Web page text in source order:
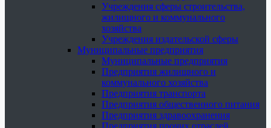
Учреждения сферы строительства,
жилищного и коммунального
хозяйства
Учреждения издательской сферы
Муниципальные предприятия
Муниципальные предприятия
Предприятия жилищного и
коммунального хозяйства
Предприятия транспорта
Предприятия общественного питания
Предприятия здравоохранения
Предприятия прочих отраслей